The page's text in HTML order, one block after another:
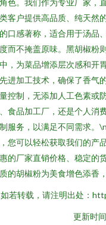
色。我们作为专业厂家，
客户提供高品质、纯天然
口感著称，适合用于汤品
而不掩盖原味。黑胡椒粉
，为菜品增添层次感和开
进加工技术，确保了香气
控制，无添加人工色素或
食品加工厂，还是个人消
服务，以满足不同需求。
您可以轻松获取我们的产
的厂家直销价格、稳定的
的胡椒粉为美食增色添香
如若转载，请注明出处：
更新时